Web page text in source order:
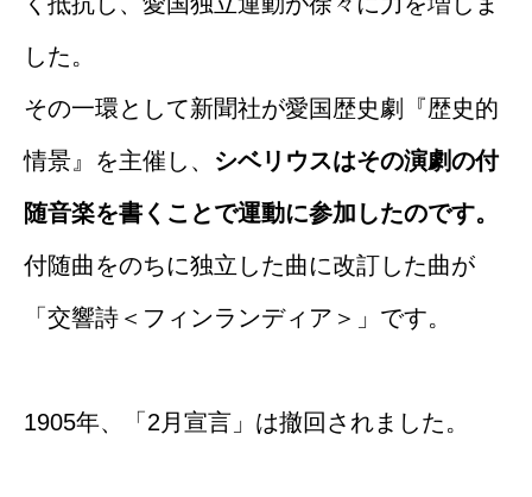
した。
その一環として新聞社が愛国歴史劇『歴史的
情景』を主催し、 シベリウスはその演劇の付
随音楽を書くことで運動に参加したのです。
付随曲をのちに独立した曲に改訂した曲が
「交響詩＜フィンランディア＞」です。
1905年、「2月宣言」は撤回されました。